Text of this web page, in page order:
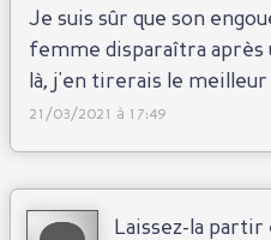
Je suis sûr que son
femme disparaîtra
là, j'en tirerais le
21/03/2021 à 17:49
Laissez-la